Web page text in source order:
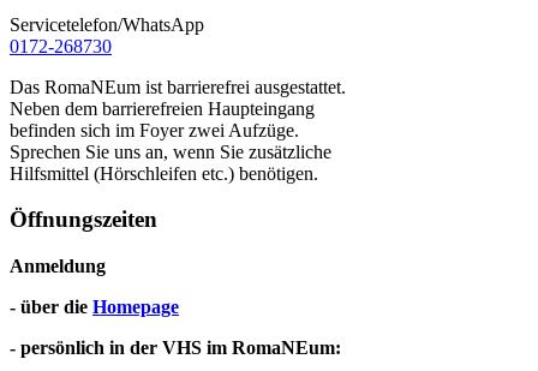
Servicetelefon/WhatsApp
0172-268730
Das RomaNEum ist barrierefrei ausgestattet.
Neben dem barrierefreien Haupteingang
befinden sich im Foyer zwei Aufzüge.
Sprechen Sie uns an, wenn Sie zusätzliche
Hilfsmittel (Hörschleifen etc.) benötigen.
Öffnungszeiten
Anmeldung
- über die Homepage
- persönlich in der VHS im RomaNEum: